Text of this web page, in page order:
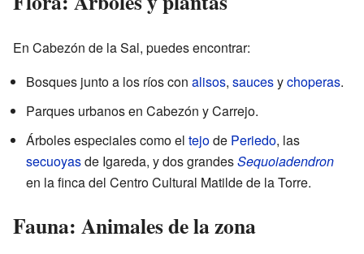
En Cabezón de la Sal, puedes encontrar:
Bosques junto a los ríos con alisos, saucesychoperas.
Parques urbanos en Cabezón y Carrejo.
Árboles especiales como el tejode Periedo, las
secuoyasde Igareda, y dos grandesSequoiadendron
en la finca del Centro Cultural Matilde de la Torre.
Fauna: Animales de la zona